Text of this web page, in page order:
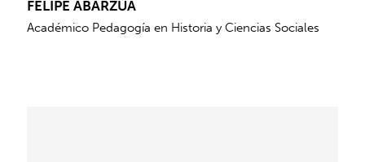
FELIPE ABARZÚA
Académico Pedagogía en Historia y Ciencias Sociales